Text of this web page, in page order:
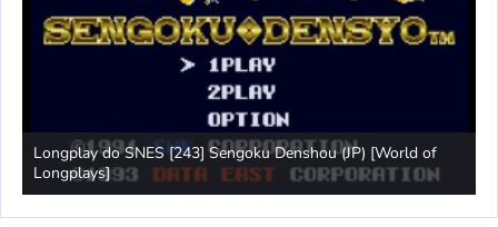
Longplay do SNES [243] Sengoku Denshou (JP) [World of
Longplays]